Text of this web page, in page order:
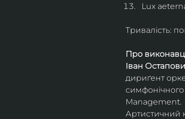
Lux
Тривалість:
Про
Іван
дириґент
симфонічного
Management.
Артистичний